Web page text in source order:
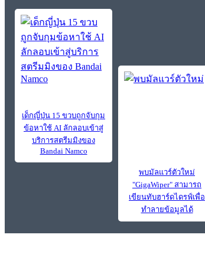
เด็กญี่ปุ่น 15 ขวบถูกจับกุม
ข้อหาใช้ AI ลักลอบเข้าสู่
บริการสตรีมมิงของ
Bandai Namco
พบมัลแวร์ตัวใหม่
"GigaWiper" สามารถ
เขียนทับฮาร์ดไดรฟ์เพื่อ
ทำลายข้อมูลได้